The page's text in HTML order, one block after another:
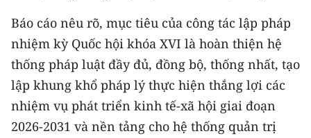
TRI THỨC CHUYÊN SÂU
54 DÂN TỘC VIỆT NAM
CHƯƠNG TRÌNH OCOP - MỖI XÃ
MỘT SẢN PHẨM
Báo cáo nêu rõ, mục tiêu của công tác lập pháp
nhiệm kỳ Quốc hội khóa XVI là hoàn thiện hệ
thống pháp luật đầy đủ, đồng bộ, thống nhất, tạo
lập khung khổ pháp lý thực hiện thắng lợi các
nhiệm vụ phát triển kinh tế-xã hội giai đoạn
2026-2031 và nền tảng cho hệ thống quản trị